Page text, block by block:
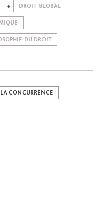
DROIT GLOBAL
DU DROIT
CONCURRENCE